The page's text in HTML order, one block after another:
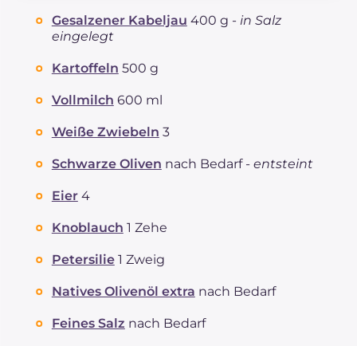
davon Zucker g
REZEPT LESEN
Fette
Ballaststoffe
Cholesterin
Gesalzener Kabeljau 400 g - in Salz
eingelegt
Kartoffeln 500 g
Vollmilch 600 ml
Weiße Zwiebeln 3
Schwarze Oliven nach Bedarf - entsteint
Eier 4
Knoblauch 1 Zehe
Petersilie 1 Zweig
Natives Olivenöl extra nach Bedarf
Feines Salz nach Bedarf